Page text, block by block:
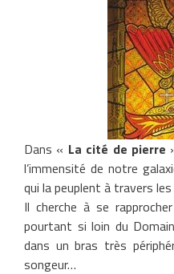
Dans « La cité de pierre
l’immensité de notre
qui la peuplent à travers
Il cherche à se
pourtant si loin du
dans un bras très
songeur…